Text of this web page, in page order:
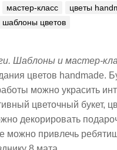
мастер-класс
цветы
шаблоны цветов
Шаблоны и мастер-
цветов handmade.
можно украсить
цветочный букет,
декорировать
можно привлечь